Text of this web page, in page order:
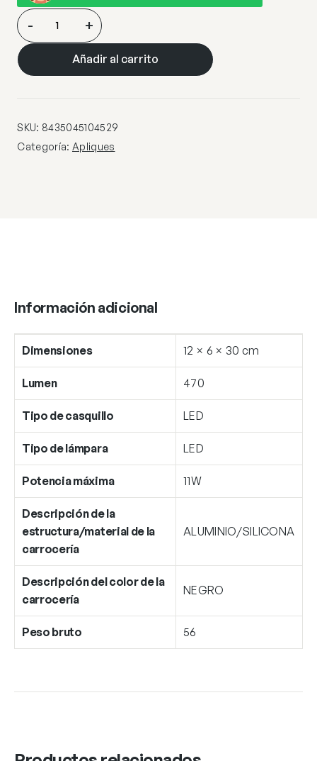
APLIQUE
LED
MACAN
NEGRO
470LM
4000K
- +
Añadir al carrito
SKU: 8435045104529
Categoría: Apliques
Información adicional
Dimensiones 12 × 6 × 30 cm
Lumen 470
Tipo de casquillo LED
Tipo de lámpara LED
Potencia máxima 11W
Descripción de la
estructura/material de la
carrocería
ALUMINIO/SILICONA
Descripción del color de la
carrocería
NEGRO
Peso bruto 56